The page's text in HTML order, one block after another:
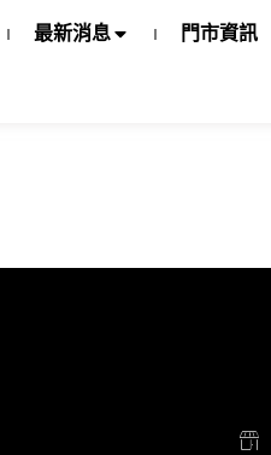
最新消息 門市資訊